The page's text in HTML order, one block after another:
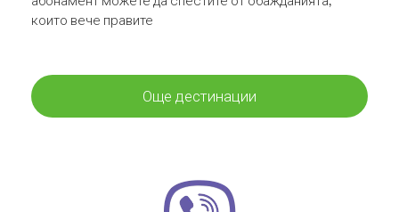
които вече правите
Още дестинации